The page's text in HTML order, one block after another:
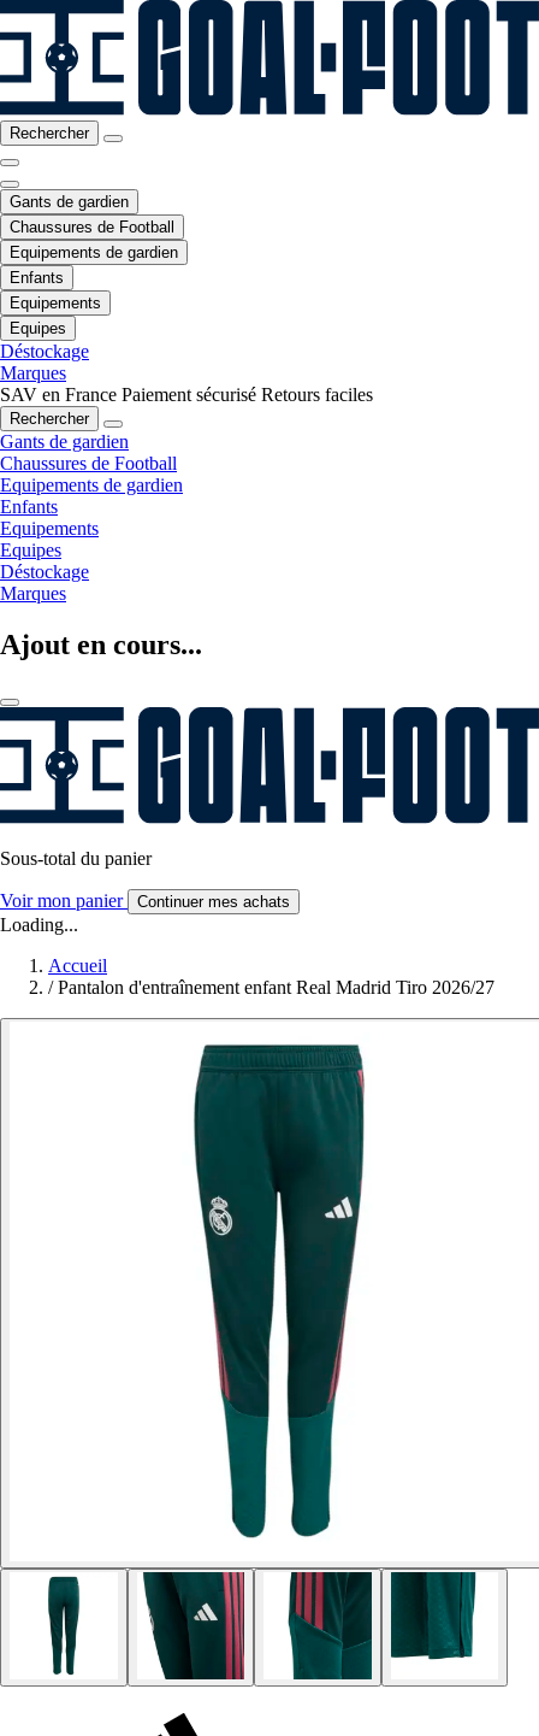
Rechercher
Gants de gardien
Chaussures de Football
Equipements de gardien
Enfants
Equipements
Equipes
Déstockage
Marques
SAV en France Paiement sécurisé Retours faciles
Rechercher
Gants de gardien
Chaussures de Football
Equipements de gardien
Enfants
Equipements
Equipes
Déstockage
Marques
Ajout en cours...
Sous-total du panier
Voir mon panier Continuer mes achats
Loading...
Accueil
/ Pantalon d'entraînement enfant Real Madrid Tiro 2026/27